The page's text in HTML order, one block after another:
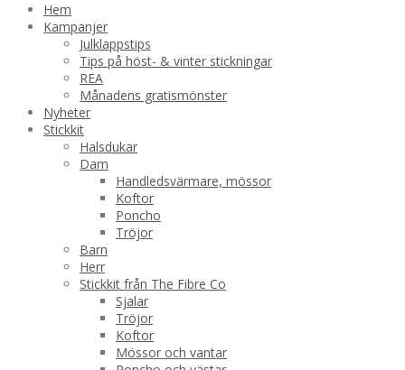
Hem
Kampanjer
Julklappstips
Tips på höst- & vinter stickningar
REA
Månadens gratismönster
Nyheter
Stickkit
Halsdukar
Dam
Handledsvärmare, mössor
Koftor
Poncho
Tröjor
Barn
Herr
Stickkit från The Fibre Co
Sjalar
Tröjor
Koftor
Mössor och vantar